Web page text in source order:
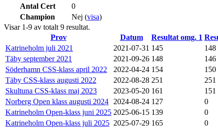
Antal Cert
0
Champion
Nej (visa)
Visar 1-9 av totalt 9 resultat.
Prov
Datum Resultat omg. 1
Katrineholm juli 2021
2021-07-31 145
148
Täby september 2021
2021-09-26 148
146
Söderhamn CSS-klass april 2022
2022-04-24 154
150
Täby CSS-klass augusti 2022
2022-08-28 251
251
Skultuna CSS-klass maj 2023
2023-05-20 161
151
Norberg Open klass augusti 2024
2024-08-24 127
0
Katrineholm Open-klass juni 2025 2025-06-15 139
0
Katrineholm Open-klass juli 2025 2025-07-29 165
0